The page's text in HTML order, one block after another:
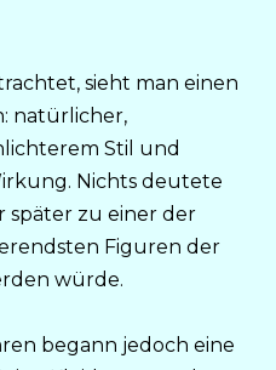
sieht man einen
natürlicher,
Stil und
Nichts deutete
später zu einer der
Figuren der
würde.
begann jedoch eine